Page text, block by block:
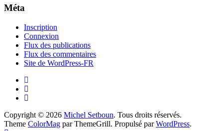
Méta
Inscription
Connexion
Flux des publications
Flux des commentaires
Site de WordPress-FR
Copyright © 2026 Michel Setboun. Tous droits réservés.
Theme ColorMag par ThemeGrill. Propulsé parWordPress.